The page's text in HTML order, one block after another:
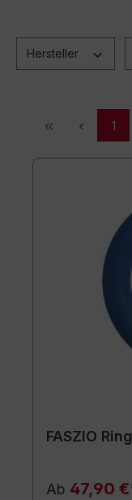
Hersteller
1
FASZIO Ring
Ab 47,90